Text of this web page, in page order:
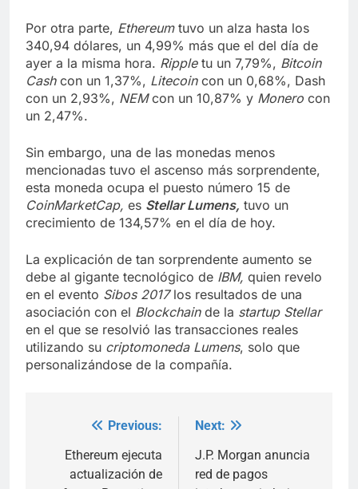
Por otra parte, Ethereumtuvo un alza hasta los
340,94 dólares, un 4,99% más que el del día de
ayer a la misma hora. Rippletu un 7,79%, Bitcoin
Cashcon un 1,37%, Litecoincon un 0,68%, Dash
con un 2,93%, NEMcon un 10,87% y Monero con
un 2,47%.
Sin embargo, una de las monedas menos
mencionadas tuvo el ascenso más sorprendente,
esta moneda ocupa el puesto número 15 de
CoinMarketCap, es Stellar Lumens, tuvo un
crecimiento de 134,57% en el día de hoy.
La explicación de tan sorprendente aumento se
debe al gigante tecnológico de IBM, quien revelo
en el evento Sibos 2017los resultados de una
asociación con el Blockchainde la startup Stellar
en el que se resolvió las transacciones reales
utilizando su criptomoneda Lumens, solo que
personalizándose de la compañía.
navigation
Previous:
Ethereum ejecuta
actualización de
Next:
J.P. Morgan anuncia
red de pagos